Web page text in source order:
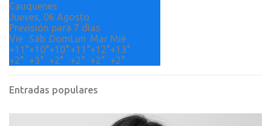
Cauquenes
Jueves, 06 Agosto
Previsión para 7 días
Vie
Sáb DomLun Mar Mié
+11°+10°+10°+11°+12°+13°
+2° +3° +2° +2° +2° +2°
Entradas populares